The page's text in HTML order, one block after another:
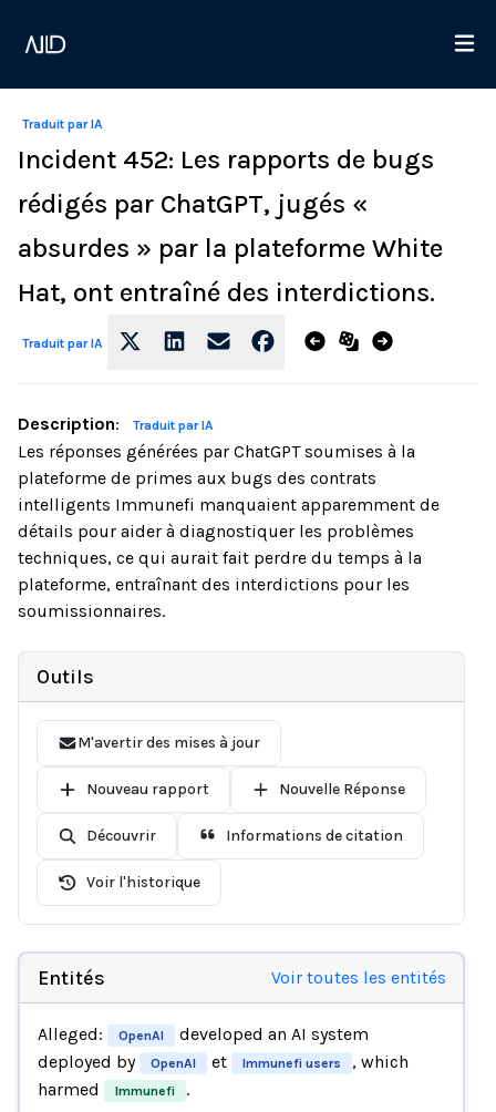
Traduit par IA
Incident 452: Les rapports de bugs
rédigés par ChatGPT, jugés «
absurdes » par la plateforme White
Hat, ont entraîné des interdictions.
Traduit par IA
Description: Traduit par IA
Les réponses générées par ChatGPT soumises à la
plateforme de primes aux bugs des contrats
intelligents Immunefi manquaient apparemment de
détails pour aider à diagnostiquer les problèmes
techniques, ce qui aurait fait perdre du temps à la
plateforme, entraînant des interdictions pour les
soumissionnaires.
Outils
M'avertir des mises à jour
Nouveau rapport Nouvelle Réponse
Découvrir Informations de citation
Voir l'historique
Entités Voir toutes les entités
Alleged: OpenAI
developed an AI system
deployed by
OpenAI et Immunefi users
, which
harmed
Immunefi .